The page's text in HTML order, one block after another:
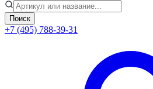
Поиск
+7 (495) 788-39-31